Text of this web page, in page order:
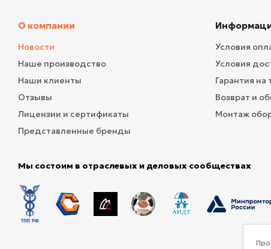
О компании
Новости
Наше производство
Наши клиенты
Отзывы
Лицензии и сертификаты
Представленные бренды
Условия
Условия
Гарантия на
Возврат и
Монтаж
Мы состоим в отраслевых и деловых сообществах